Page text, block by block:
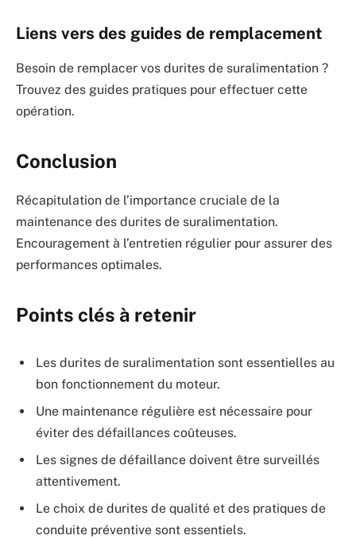
Liens vers des guides de remplacement
Besoin de remplacer vos durites de suralimentation ?
Trouvez des guides pratiques pour effectuer cette
opération.
Conclusion
Récapitulation de l’importance cruciale de la
maintenance des durites de suralimentation.
Encouragement à l’entretien régulier pour assurer des
performances optimales.
Points clés à retenir
Les durites de suralimentation sont essentielles au
bon fonctionnement du moteur.
Une maintenance régulière est nécessaire pour
éviter des défaillances coûteuses.
Les signes de défaillance doivent être surveillés
attentivement.
Le choix de durites de qualité et des pratiques de
conduite préventive sont essentiels.